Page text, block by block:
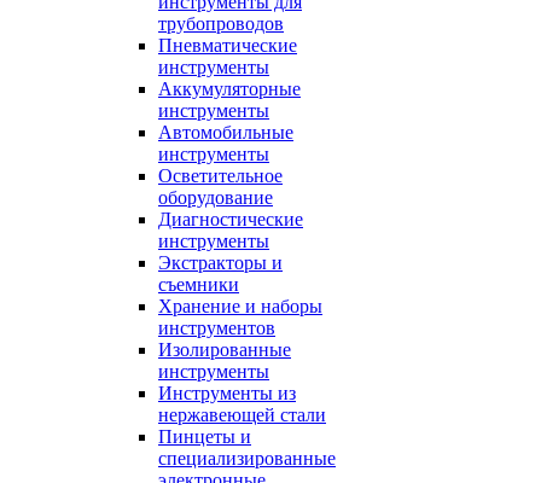
трубопроводов
Пневматические
инструменты
Аккумуляторные
инструменты
Автомобильные
инструменты
Осветительное
оборудование
Диагностические
инструменты
Экстракторы и
съемники
Хранение и наборы
инструментов
Изолированные
инструменты
Инструменты из
нержавеющей стали
Пинцеты и
специализированные